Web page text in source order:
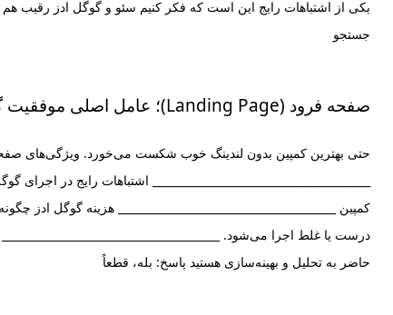
یکی از اشتباهات رایج این است که فکر کنیم سئو و گوگل ادز رقیب
جستجو
صفحه فرود (Landing Page)؛ عامل اصلی موفقیت گوگل ادز
کمپین ________________________________________ هزینه گوگل
درست یا غلط اجرا می‌شود.
حاضر به تحلیل و بهینه‌سازی هستید پاسخ: بله، قطعاً